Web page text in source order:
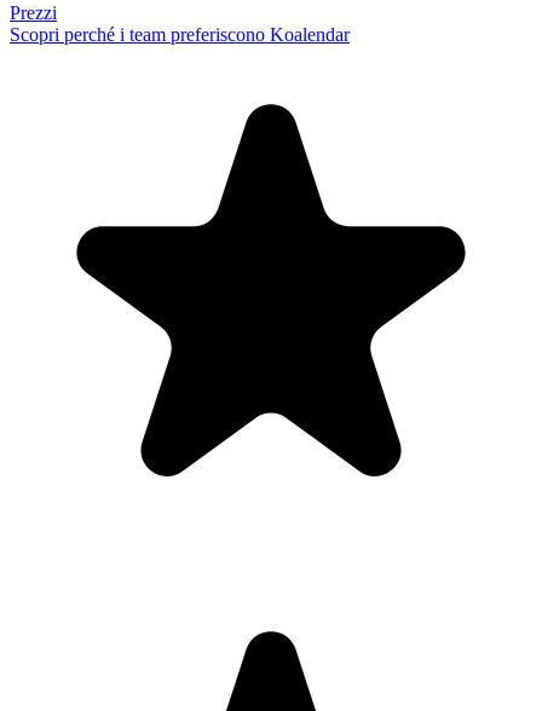
Prezzi
Scopri perché i team preferiscono Koalendar